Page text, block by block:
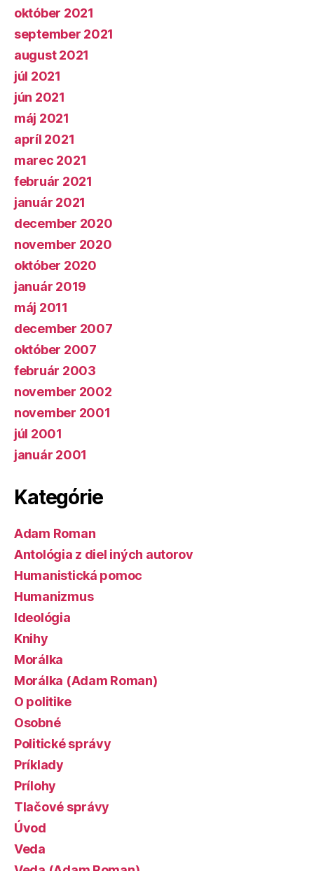
október 2021
september 2021
august 2021
júl 2021
jún 2021
máj 2021
apríl 2021
marec 2021
február 2021
január 2021
december 2020
november 2020
október 2020
január 2019
máj 2011
december 2007
október 2007
február 2003
november 2002
november 2001
júl 2001
január 2001
Kategórie
Adam Roman
Antológia z diel iných autorov
Humanistická pomoc
Humanizmus
Ideológia
Knihy
Morálka
Morálka (Adam Roman)
O politike
Osobné
Politické správy
Príklady
Prílohy
Tlačové správy
Úvod
Veda